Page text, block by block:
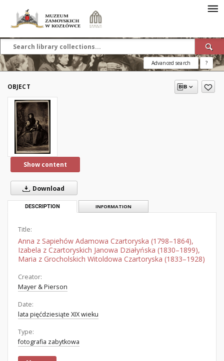
Advanced search ?
OBJECT
Show content
Download
DESCRIPTION INFORMATION
Title:
Anna z Sapiehów Adamowa Czartoryska (1798–1864),
Izabela z Czartoryskich Janowa Działyńska (1830–1899),
Maria z Grocholskich Witoldowa Czartoryska (1833–1928)
Creator:
Mayer & Pierson
Date:
lata pięćdziesiąte XIX wieku
Type:
fotografia zabytkowa